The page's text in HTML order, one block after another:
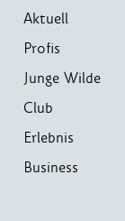
Aktuell
Profis
Junge Wilde
Club
Erlebnis
Business